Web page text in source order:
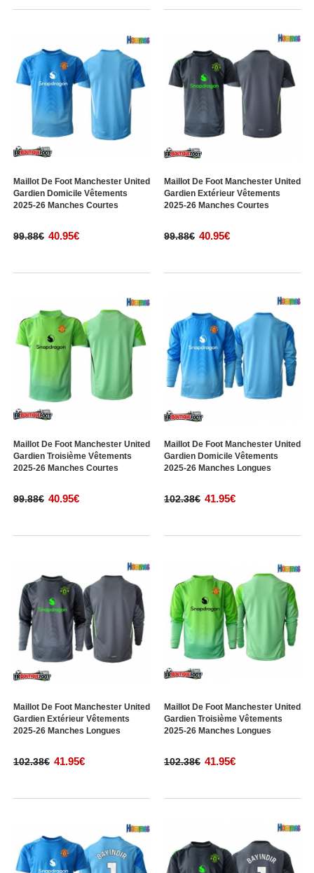
Maillot De Foot Manchester United
Gardien Domicile Vêtements
2025-26 Manches Courtes
99.88€ 40.95€
Maillot De Foot Manchester United
Gardien Extérieur Vêtements
2025-26 Manches Courtes
99.88€ 40.95€
Maillot De Foot Manchester United
Gardien Troisième Vêtements
2025-26 Manches Courtes
99.88€ 40.95€
Maillot De Foot Manchester United
Gardien Domicile Vêtements
2025-26 Manches Longues
102.38€ 41.95€
Maillot De Foot Manchester United
Gardien Extérieur Vêtements
2025-26 Manches Longues
102.38€ 41.95€
Maillot De Foot Manchester United
Gardien Troisième Vêtements
2025-26 Manches Longues
102.38€ 41.95€